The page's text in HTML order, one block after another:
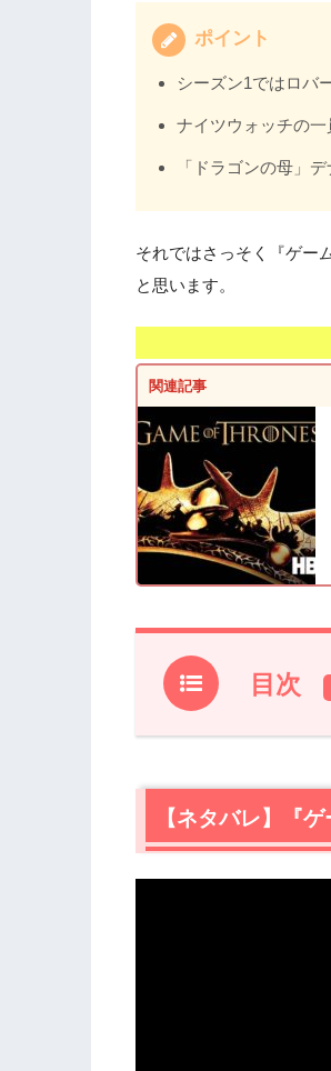
ポイント
シーズン1ではロバ
ナイツウォッチの
「ドラゴンの母」
それではさっそく『ゲー
と思います。
関連記事
目次
1.【ネタバレ】『
1.3 デナーリス
2.『ゲーム・オブ
【ネタバレ】『